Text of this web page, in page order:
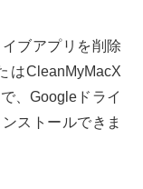
ブアプリを削除
はCleanMyMacX
、Googleドライ
ストールできま